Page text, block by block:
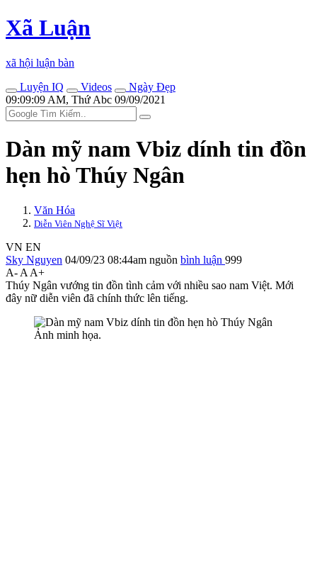
Xã Luận
xã hội luận bàn
Luyện IQ
Videos
Ngày Đẹp
09:09:09 AM, Thứ Abc 09/09/2021
Dàn mỹ nam Vbiz dính tin đồn
hẹn hò Thúy Ngân
Văn Hóa
Diễn Viên Nghệ Sĩ Việt
VN EN
Sky Nguyen 04/09/23 08:44am nguồn bình luận 999
A- A A+
Thúy Ngân vướng tin đồn tình cảm với nhiều sao nam Việt. Mới
đây nữ diễn viên đã chính thức lên tiếng.
Ảnh minh họa.